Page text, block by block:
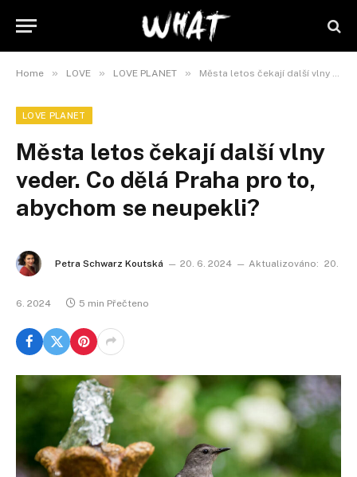
Home » LOVE » LOVE PLANET » Města letos čekají další vlny veder. Co dělá Praha pro to, abychom se neupekli?
LOVE PLANET
Města letos čekají další vlny
veder. Co dělá Praha pro to,
abychom se neupekli?
Petra Schwarz Koutská 20. 6. 2024 Aktualizováno: 20.
6. 2024 5 min Přečteno